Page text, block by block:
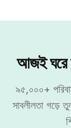
আজই ঘরে
৯৫,০০০+
সাবলীলতা